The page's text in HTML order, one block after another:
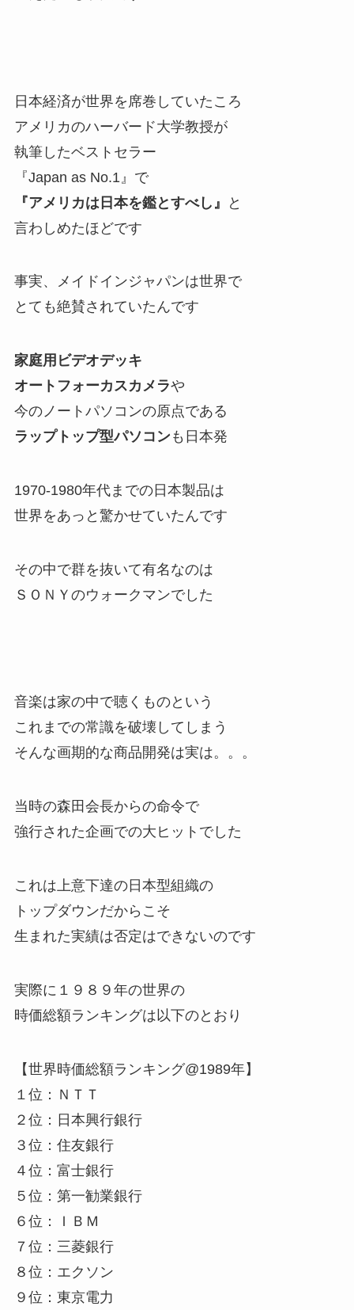
日本経済が世界を席巻していたころ
アメリカのハーバード大学教授が
執筆したベストセラー
『Japan as No.1』で
『アメリカは日本を鑑とすべし』
と
言わしめたほどです
事実、メイドインジャパンは世界で
とても絶賛されていたんです
家庭用ビデオデッキ
オートフォーカスカメラや
今のノートパソコンの原点である
ラップトップ型パソコンも日本発
1970-1980年代までの日本製品は
世界をあっと驚かせていたんです
その中で群を抜いて有名なのは
ＳＯＮＹのウォークマンでした
音楽は家の中で聴くものという
これまでの常識を破壊してしまう
そんな画期的な商品開発は実は。。。
当時の森田会長からの命令で
強行された企画での大ヒットでした
これは上意下達の日本型組織の
トップダウンだからこそ
生まれた実績は否定はできないのです
実際に１９８９年の世界の
時価総額ランキングは以下のとおり
【世界時価総額ランキング@1989年】
１位：ＮＴＴ
２位：日本興行銀行
３位：住友銀行
４位：富士銀行
５位：第一勧業銀行
６位：ＩＢＭ
７位：三菱銀行
８位：エクソン
９位：東京電力